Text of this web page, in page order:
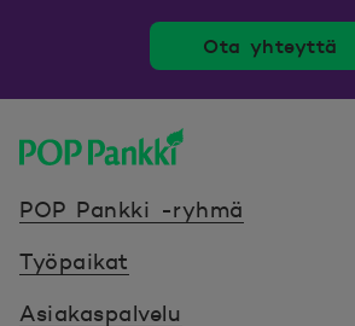
Ota yhteyttä
POP Pankki -ryhmä
Työpaikat
Asiakaspalvelu